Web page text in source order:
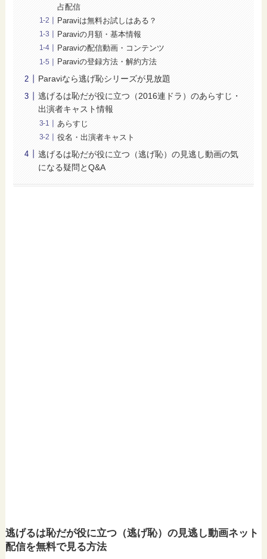
占配信
Paraviは無料お試しはある？
Paraviの月額・基本情報
Paraviの配信動画・コンテンツ
Paraviの登録方法・解約方法
Paraviなら逃げ恥シリーズが見放題
逃げるは恥だが役に立つ（2016連ドラ）のあらすじ・
出演者キャスト情報
あらすじ
役名・出演者キャスト
逃げるは恥だが役に立つ（逃げ恥）の見逃し動画の気
になる疑問とQ&A
逃げるは恥だが役に立つ（逃げ恥）の見逃し動画ネット
配信を無料で見る方法